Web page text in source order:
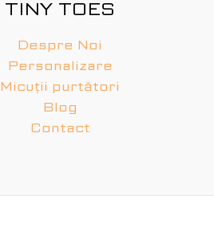
TINY TOES
Despre Noi
Personalizare
Micuții purtători
Blog
Contact